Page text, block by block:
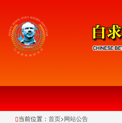
当前位置： 首页>网站公告